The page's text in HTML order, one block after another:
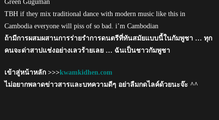
Green Guguman
TBH if they mix traditional dance with modern music like this in
Cambodia everyone will piss of so bad. i’m Cambodian
ถ้ามีการผสมผสานการร่ายรำการดนตรีที่ทันสมัยแบบนี้ในกัมพูชา … ทุก
คนจะด่าสาปแช่งอย่างเลวร้ายเลย … ฉันเป็นชาวกัมพูชา
เข้าสู่หน้าหลัก >>>kwamkidhen.com
ไม่อยากพลาดข่าวสารและบทความดีๆ อย่าลืมกดไลค์ด้วยนะจ๊ะ ^^